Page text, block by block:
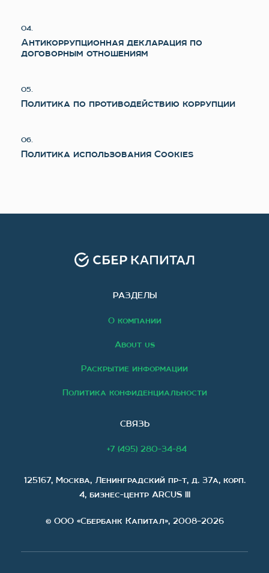
04.
Антикоррупционная декларация по
договорным отношениям
05.
Политика по противодействию коррупции
06.
Политика использования Cookies
125167, Москва, Ленинградский пр-т, д. 37а, корп.
4, бизнес-центр ARCUS III
© ООО «Сбербанк Капитал», 2008–2026
РАЗДЕЛЫ
О компании
About us
Раскрытие информации
Политика конфиденциальности
СВЯЗЬ
+7 (495) 280-34-84